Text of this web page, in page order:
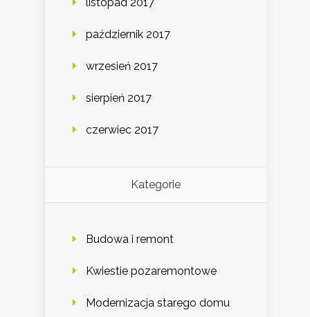
październik 2017
wrzesień 2017
sierpień 2017
czerwiec 2017
Kategorie
Budowa i remont
Kwiestie pozaremontowe
Modernizacja starego domu